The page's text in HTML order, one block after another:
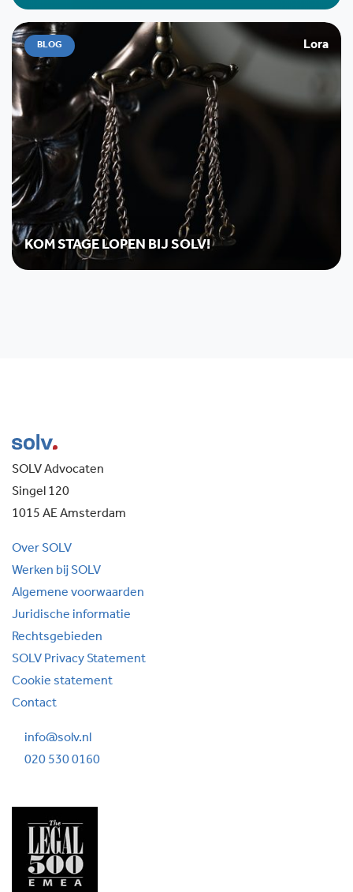
BLOG Lora
KOM STAGE LOPEN BIJ SOLV!
SOLV Advocaten
Singel 120
1015 AE Amsterdam
Over SOLV
Werken bij SOLV
Algemene voorwaarden
Juridische informatie
Rechtsgebieden
SOLV Privacy Statement
Cookie statement
Contact
info@solv.nl
020 530 0160